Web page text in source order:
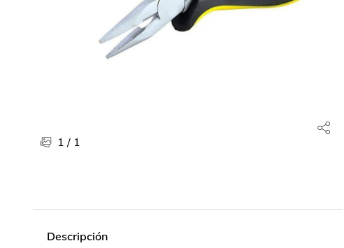
Libros, revistas y comics
Películas, series de tv y música
1 / 1
Descripción